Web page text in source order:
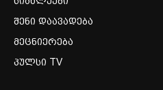
შენი დაავადება
მეცნიერება
პულსი TV